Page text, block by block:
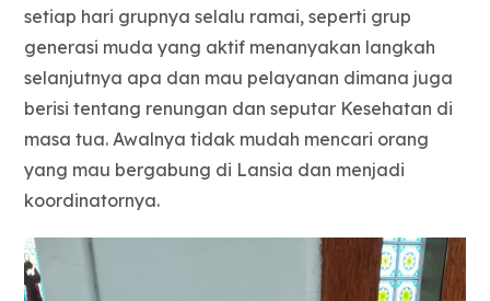
setiap hari grupnya selalu ramai, seperti grup
generasi muda yang aktif menanyakan langkah
selanjutnya apa dan mau pelayanan dimana juga
berisi tentang renungan dan seputar Kesehatan di
masa tua. Awalnya tidak mudah mencari orang
yang mau bergabung di Lansia dan menjadi
koordinatornya.